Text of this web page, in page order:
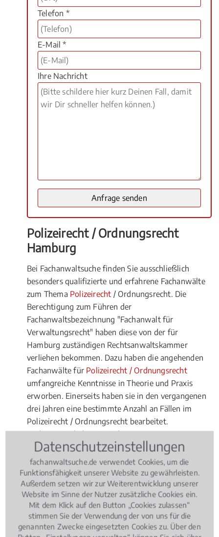
Telefon *
E-Mail *
Ihre Nachricht
Polizeirecht / Ordnungsrecht
Hamburg
Bei Fachanwaltsuche finden Sie ausschließlich
besonders qualifizierte und erfahrene Fachanwälte
zum Thema Polizeirecht / Ordnungsrecht. Die
Berechtigung zum Führen der
Fachanwaltsbezeichnung "Fachanwalt für
Verwaltungsrecht" haben diese von der für
Hamburg zuständigen Rechtsanwaltskammer
verliehen bekommen. Dazu haben die angehenden
Fachanwälte für Polizeirecht / Ordnungsrecht
umfangreiche Kenntnisse in Theorie und Praxis
erworben. Einerseits haben sie in den vergangenen
drei Jahren eine bestimmte Anzahl an Fällen im
Polizeirecht / Ordnungsrecht bearbeitet.
Andererseits haben sie sich in einem
Fachanwaltskurs umfassende theoretische
Kenntnisse im FachgebietVerwaltungsrecht
angeeignet und in einer Prüfung erfolgreich
nachgewiesen. Fachanwälte für Verwaltungsrecht
müssen sich übrigens nach ihrer Ernennung jährlich
fortbilden. Sie dürfen auch nur in ingesamt drei
Rechtsgebieten den Titel "Fachanwalt" erwerben.
Datenschutzeinstellungen
fachanwaltsuche.de verwendet Cookies, um die
Funktionsfähigkeit unserer Website zu gewährleisten.
Außerdem setzen wir zur Weiterentwicklung unserer
Website im Sinne der Nutzer zusätzliche Cookies ein.
Mit dem Klick auf den Button „Cookies zulassen“
stimmen Sie der Verwendung der von uns für die
genannten Zwecke eingesetzten Cookies zu. Über den